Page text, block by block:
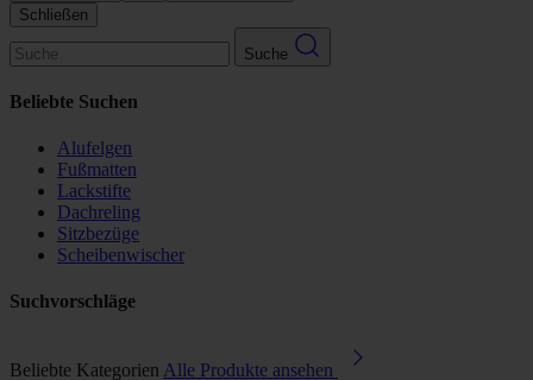
Schließen
Suche
Beliebte Suchen
Alufelgen
Fußmatten
Lackstifte
Dachreling
Sitzbezüge
Scheibenwischer
Suchvorschläge
Beliebte Kategorien Alle Produkte ansehen